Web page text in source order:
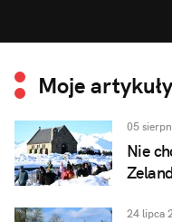
Moje artykuły
05
Nie
24 lipca